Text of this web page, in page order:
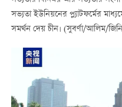
সভ্যতা ইউনিয়নের প্ল্যাটফর্মের
সমর্থন দেয় চীন। (সুবর্ণা/আলিম/